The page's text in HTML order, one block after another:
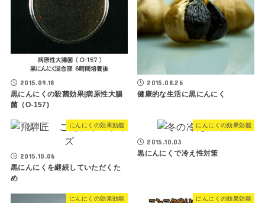
2015.09.18
黒にんにくの殺菌効果|病原性大腸
菌（O-157)
2015.08.26
健康的な生活に黒にんにく
にんにくの効果効能
2015.10.06
黒にんにくを継続していただくた
め
にんにくの効果効能
2015.10.03
黒にんにくで冷え性対策
にんにくの効果効能 にんにくの効果効能